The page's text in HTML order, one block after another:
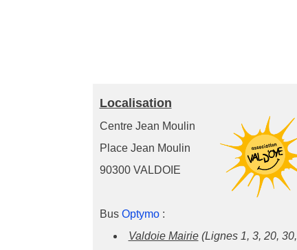
Localisation
Centre Jean Moulin
Place Jean Moulin
90300 VALDOIE
Bus Optymo:
Valdoie Mairie(Lignes 1, 3, 20, 30,